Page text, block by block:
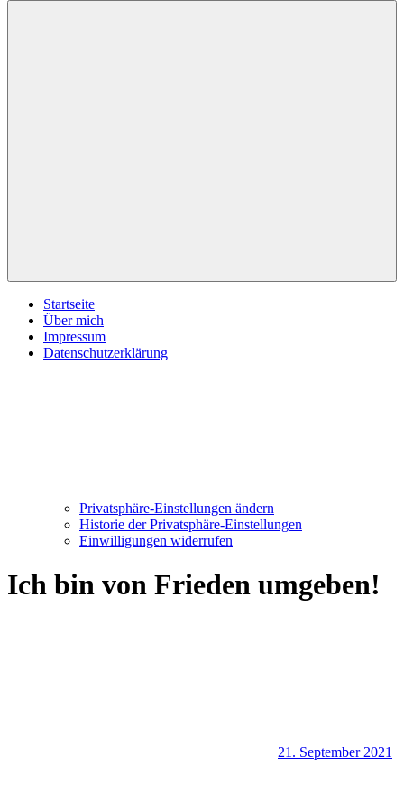
Startseite
Über mich
Impressum
Datenschutzerklärung
Privatsphäre-Einstellungen ändern
Historie der Privatsphäre-Einstellungen
Einwilligungen widerrufen
Ich bin von Frieden umgeben!
21. September 2021